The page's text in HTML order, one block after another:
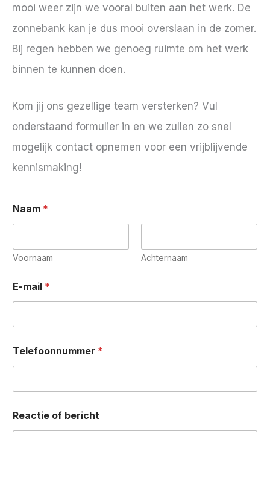
mooi weer zijn we vooral buiten aan het werk. De
zonnebank kan je dus mooi overslaan in de zomer.
Bij regen hebben we genoeg ruimte om het werk
binnen te kunnen doen.
Kom jij ons gezellige team versterken? Vul
onderstaand formulier in en we zullen zo snel
mogelijk contact opnemen voor een vrijblijvende
kennismaking!
Naam *
Voornaam Achternaam
E-mail *
Telefoonnummer *
Reactie of bericht